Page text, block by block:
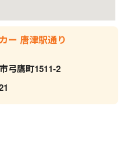
ー 唐津駅通り
弓鷹町1511-2